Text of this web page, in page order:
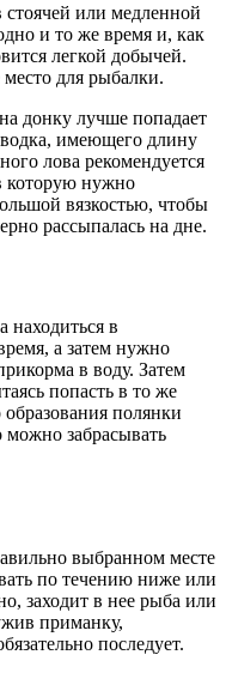
или медленной
и то же время и, как
легкой добычей.
для рыбалки.
донку лучше попадает
имеющего длину
лова рекомендуется
которую нужно
вязкостью, чтобы
рассыпалась на дне.
находиться в
а затем нужно
в воду. Затем
попасть в то же
полянки
можно забрасывать
выбранном месте
по течению ниже или
заходит в нее рыба или
приманку,
последует.